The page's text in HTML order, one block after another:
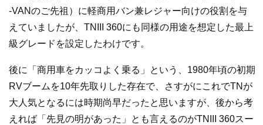
-VANのご先祖）に軽商用バン兼レジャー向けの役割を与
えていましたが、TNIII 360にも同様の用途を想定した最上
級グレードを設定したわけです。
後に「商用車をカッコよく乗る」という、1980年頃の初期
RVブームを10年先取りした存在で、さすがにこれでTNが
大人気となるには時期尚早だったと思いますが、後から考
えれば「先見の明があった」とも言えるのがTNIII 360スー